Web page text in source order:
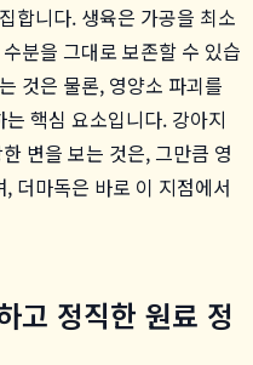
합니다. 생육은 가공을 최소
분을 그대로 보존할 수 있습
것은 물론, 영양소 파괴를
핵심 요소입니다. 강아지
변을 보는 것은, 그만큼 영
더마독은 바로 이 지점에서
고 정직한 원료 정